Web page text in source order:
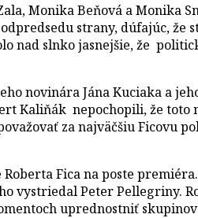
Monika Beňová a Monika
strany, dúfajúc, že
nad slnko jasnejšie, že
novinára Jána Kuciaka a
Kaliňák nepochopili, že
za najväčšiu Ficovu
Fica na poste
vystriedal Peter Pellegriny.
uprednostniť